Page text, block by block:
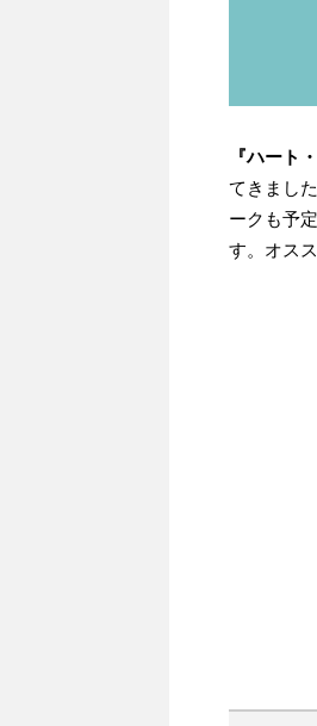
『ハート
てきまし
ークも予
す。オス